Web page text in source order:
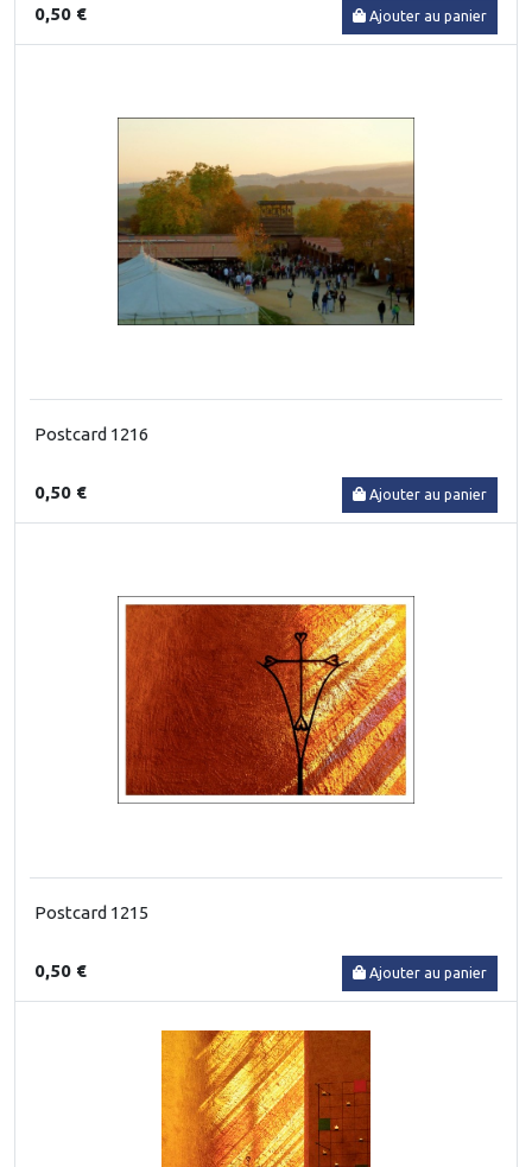
0,50 € Ajouter au panier
Postcard 1216
0,50 € Ajouter au panier
Postcard 1215
0,50 € Ajouter au panier